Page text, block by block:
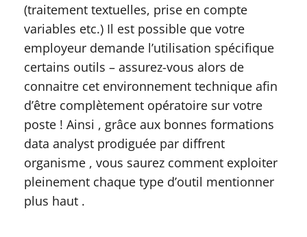
(traitement textuelles, prise en compte
variables etc.) Il est possible que votre
employeur demande l’utilisation spécifique
certains outils – assurez-vous alors de
connaitre cet environnement technique afin
d’être complètement opératoire sur votre
poste ! Ainsi , grâce aux bonnes formations
data analyst prodiguée par diffrent
organisme , vous saurez comment exploiter
pleinement chaque type d’outil mentionner
plus haut .